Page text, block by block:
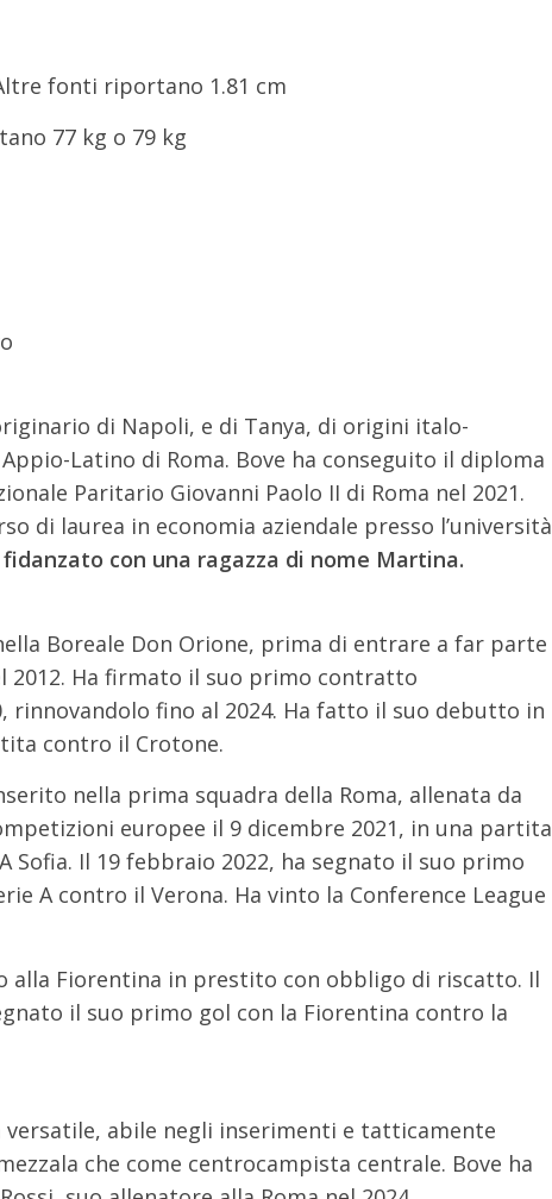
fonti riportano 1.81 cm
77 kg o 79 kg
di Napoli, e di Tanya, di origini italo-
Latino di Roma. Bove ha conseguito il diploma
Paritario Giovanni Paolo II di Roma nel 2021.
di laurea in economia aziendale presso l’università
fidanzato con una ragazza di nome Martina.
Boreale Don Orione, prima di entrare a far parte
2012. Ha firmato il suo primo contratto
rinnovandolo fino al 2024. Ha fatto il suo debutto in
contro il Crotone.
nella prima squadra della Roma, allenata da
europee il 9 dicembre 2021, in una partita
Sofia. Il 19 febbraio 2022, ha segnato il suo primo
A contro il Verona. Ha vinto la Conference League
alla Fiorentina in prestito con obbligo di riscatto. Il
il suo primo gol con la Fiorentina contro la
versatile, abile negli inserimenti e tatticamente
che come centrocampista centrale. Bove ha